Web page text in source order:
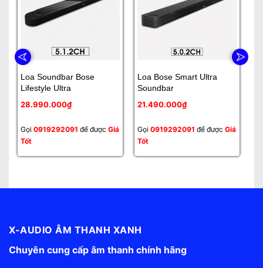
Loa Soundbar Bose
Lifestyle Ultra
28.990.000₫
Gọi 0919292091 để được Giá
Tốt
Loa Bose Smart Ultra
Soundbar
21.490.000₫
Gọi 0919292091 để được Giá
Tốt
X-AUDIO ÂM THANH XANH
Chuyên cung cấp âm thanh chính hãng